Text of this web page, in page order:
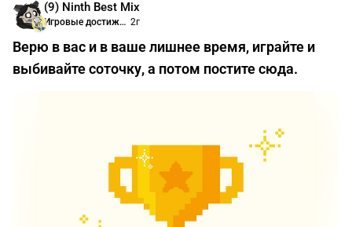
(9) Ninth Best Mix
Игровые достижения 2г
Верю в вас и в ваше лишнее время, играйте и
выбивайте соточку, а потом постите сюда.